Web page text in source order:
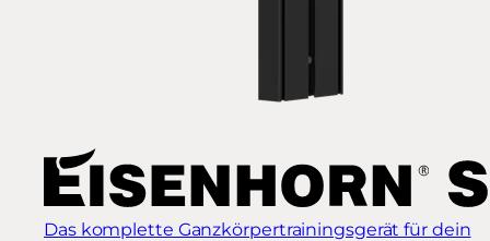
Das komplette Ganzkörpertrainingsgerät für dein